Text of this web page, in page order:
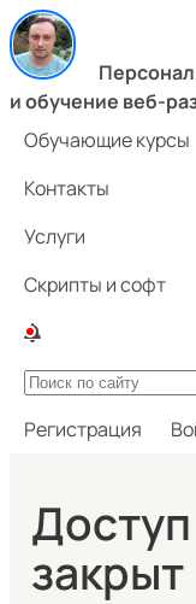
и обучение веб-
Обучающие курсы
Контакты
Услуги
Скрипты и софт
Регистрация
закрыт